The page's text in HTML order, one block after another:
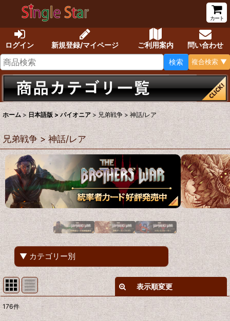
カート
ログイン 新規登録/マイページ ご利用案内
問い合わせ
検索
複合検索 ▼
ホーム > 日本語版 > パイオニア > 兄弟戦争 > 神話/レア
兄弟戦争 > 神話/レア
▼ カテゴリー別
表示順変更
表示数 :
176件